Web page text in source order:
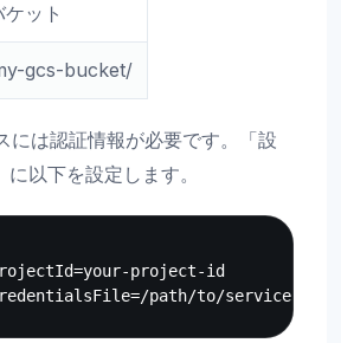
ット
gcs-bucket/
には認証情報が必要です。「設
以下を設定します。
project-id